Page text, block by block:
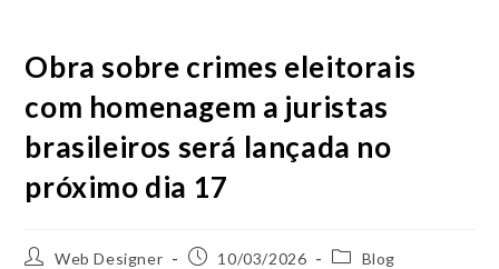
Obra sobre crimes eleitorais
com homenagem a juristas
brasileiros será lançada no
próximo dia 17
Web Designer 10/03/2026 Blog